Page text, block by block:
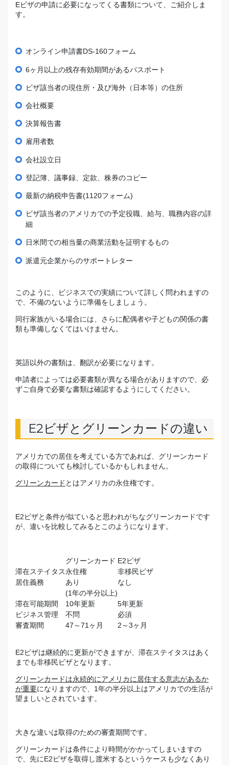
Eビザの申請に必要になってくる書類について、ご紹介しま
す。
オンライン申請書DS-160フォーム
6ヶ月以上の残存有効期間があるパスポート
ビザ該当者の現住所・及び海外（日本等）の住所
会社概要
決算報告書
雇用者数
会社設立日
登記簿、議事録、定款、株券のコピー
最新の納税申告書(1120フォーム)
ビザ該当者のアメリカでの予定役職、給与、職務内容の詳
細
日米間での相当量の商業活動を証明するもの
派遣元企業からのサポートレター
このように、ビジネスでの実績について詳しく問われますの
で、不備のないように準備をしましょう。
同行家族がいる場合には、さらに配偶者や子どもの関係の書
類も準備しなくてはいけません。
英語以外の書類は、翻訳が必要になります。
申請者によっては必要書類が異なる場合がありますので、必
ずご自身で必要な書類は確認するようにしてください。
E2ビザとグリーンカードの違い
アメリカでの居住を考えている方であれば、グリーンカード
の取得についても検討しているかもしれません。
グリーンカード とはアメリカの永住権です。
E2ビザと条件が似ていると思われがちなグリーンカードです
が、違いを比較してみるとこのようになります。
グリーンカード E2ビザ
滞在ステイタス永住権
非移民ビザ
居住義務
あり
(1年の半分以上)
なし
滞在可能期間 10年更新
5年更新
ビジネス管理
不問
必須
審査期間
47～71ヶ月 2～3ヶ月
E2ビザは継続的に更新ができますが、滞在ステイタスはあく
までも非移民ビザとなります。
グリーンカードは永続的にアメリカに居住する意志があるか
が重要になりますので、1年の半分以上はアメリカでの生活が
望ましいとされています。
大きな違いは取得のための審査期間です。
グリーンカードは条件により時間がかかってしまいますの
で、先にE2ビザを取得し渡米するというケースも少なくあり